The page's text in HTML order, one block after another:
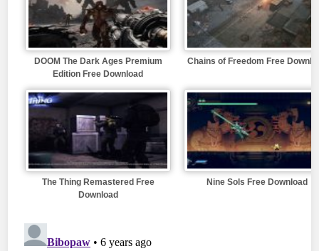
DOOM The Dark Ages Premium
Edition Free Download
Chains of Freedom Free
The Thing Remastered Free
Download
Nine Sols Free Download